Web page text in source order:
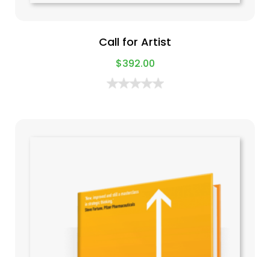
Call for Artist
$392.00